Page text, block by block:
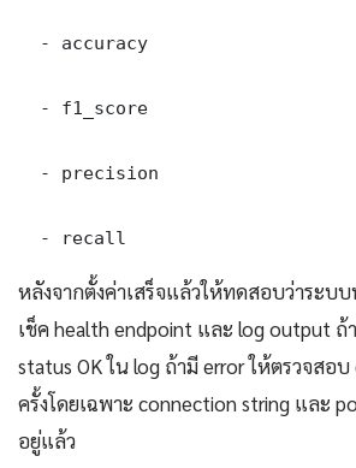
  - accuracy
  - f1_score
  - precision
  - recall
หลังจากตั้งค่าเสร็จแล้วให้ทดสอบว่าระบ
เช็ค health endpoint และ log output ถ้
status OK ใน log ถ้ามี error ให้ตรวจสอ
ครั้งโดยเฉพาะ connection string และ
อยู่แล้ว